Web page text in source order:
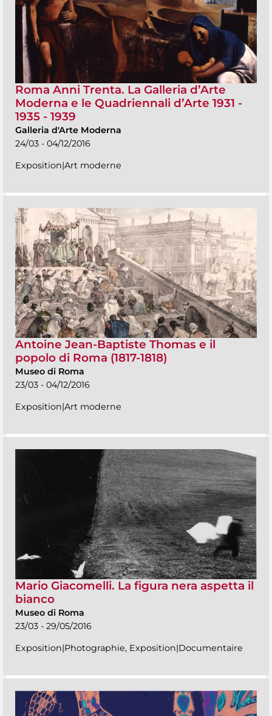
Roma Anni Trenta. La Galleria d’Arte
Moderna e le Quadriennali d’Arte 1931 -
1935 - 1939
Galleria d'Arte Moderna
24/03 - 04/12/2016
Exposition|Art moderne
Antoine Jean-Baptiste Thomas e il
popolo di Roma (1817-1818)
Museo di Roma
23/03 - 04/12/2016
Exposition|Art moderne
Mario Giacomelli. La figura nera aspetta il
bianco
Museo di Roma
23/03 - 29/05/2016
Exposition|Photographie, Exposition|Documentaire